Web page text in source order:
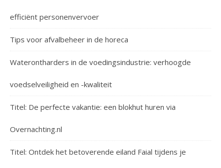
efficiënt personenvervoer
Tips voor afvalbeheer in de horeca
Waterontharders in de voedingsindustrie: verhoogde
voedselveiligheid en -kwaliteit
Titel: De perfecte vakantie: een blokhut huren via
Overnachting.nl
Titel: Ontdek het betoverende eiland Faial tijdens je